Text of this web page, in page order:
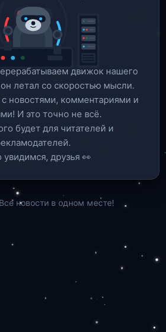
движок нашего
летал со скоростью мысли.
новостями, комментариями и
И это точно не всё.
будет для читателей и
увидимся, друзья 👀
новости в одном месте!